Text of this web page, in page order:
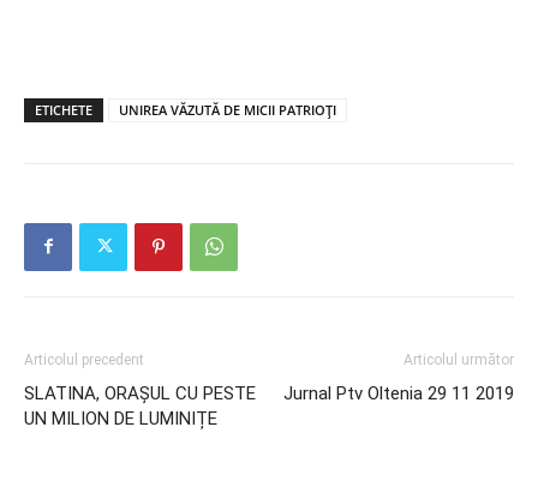
ETICHETE UNIREA VĂZUTĂ DE MICII PATRIOȚI
Articolul precedent
SLATINA, ORAȘUL CU PESTE
UN MILION DE LUMINIȚE
Articolul următor
Jurnal Ptv Oltenia 29 11 2019